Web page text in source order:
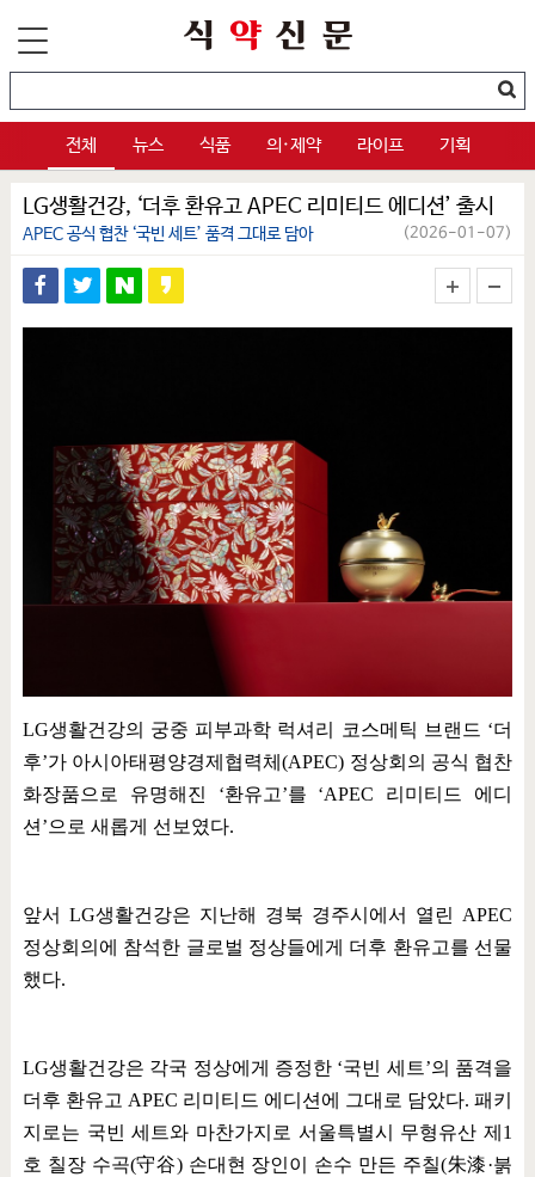
전체 뉴스 식품 의·제약 라이프 기획
LG생활건강, ‘더후 환유고 APEC 리미티드 에디션’ 출시
APEC 공식 협찬 ‘국빈 세트’ 품격 그대로 담아 (2026-01-07)
LG생활건강의 궁중 피부과학 럭셔리 코스메틱 브랜드 ‘더
후’가 아시아태평양경제협력체(APEC) 정상회의 공식 협찬
화장품으로 유명해진 ‘환유고’를 ‘APEC 리미티드 에디
션 ’으로 새롭게 선보였다.
앞서 LG생활건강은 지난해 경북 경주시에서 열린 APEC
정상회의에 참석한 글로벌 정상들에게 더후 환유고를 선물
했다.
LG생활건강은 각국 정상에게 증정한 ‘국빈 세트’의 품격을
더후 환유고 APEC 리미티드 에디션에 그대로 담았다.패키
지로는 국빈 세트와 마찬가지로 서울특별시 무형유산 제 1
호 칠장 수곡(守谷) 손대현 장인이 손수 만든 주칠(朱漆·붉